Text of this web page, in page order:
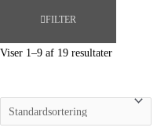
FILTER
Viser 1–9 af 19 resultater